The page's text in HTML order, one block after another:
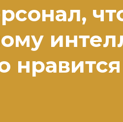
нравится